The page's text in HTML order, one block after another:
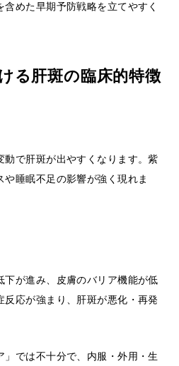
めた早期予防戦略を立てやすく
る肝斑の臨床的特徴
動で肝斑が出やすくなります。紫
睡眠不足の影響が強く現れま
下が進み、皮膚のバリア機能が低
応が強まり、肝斑が悪化・再発
」では不十分で、内服・外用・生